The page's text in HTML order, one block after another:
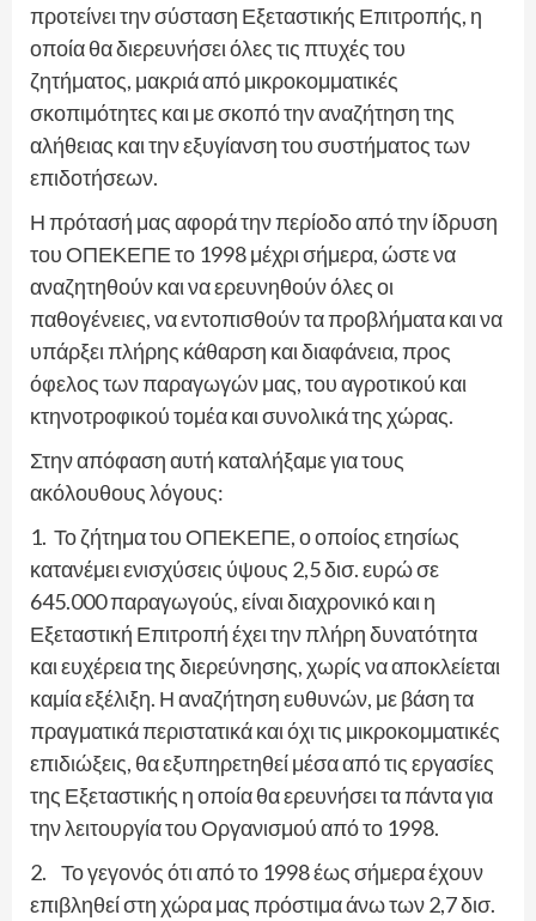
προτείνει την σύσταση Εξεταστικής Επιτροπής, η
οποία θα διερευνήσει όλες τις πτυχές του
ζητήματος, μακριά από μικροκομματικές
σκοπιμότητες και με σκοπό την αναζήτηση της
αλήθειας και την εξυγίανση του συστήματος των
επιδοτήσεων.
Η πρότασή μας αφορά την περίοδο από την ίδρυση
του ΟΠΕΚΕΠΕ το 1998 μέχρι σήμερα, ώστε να
αναζητηθούν και να ερευνηθούν όλες οι
παθογένειες, να εντοπισθούν τα προβλήματα και να
υπάρξει πλήρης κάθαρση και διαφάνεια, προς
όφελος των παραγωγών μας, του αγροτικού και
κτηνοτροφικού τομέα και συνολικά της χώρας.
Στην απόφαση αυτή καταλήξαμε για τους
ακόλουθους λόγους:
1. Το ζήτημα του ΟΠΕΚΕΠΕ, ο οποίος ετησίως
κατανέμει ενισχύσεις ύψους 2,5 δισ. ευρώ σε
645.000 παραγωγούς, είναι διαχρονικό και η
Εξεταστική Επιτροπή έχει την πλήρη δυνατότητα
και ευχέρεια της διερεύνησης, χωρίς να αποκλείεται
καμία εξέλιξη. Η αναζήτηση ευθυνών, με βάση τα
πραγματικά περιστατικά και όχι τις μικροκομματικές
επιδιώξεις, θα εξυπηρετηθεί μέσα από τις εργασίες
της Εξεταστικής η οποία θα ερευνήσει τα πάντα για
την λειτουργία του Οργανισμού από το 1998.
2. Το γεγονός ότι από το 1998 έως σήμερα έχουν
επιβληθεί στη χώρα μας πρόστιμα άνω των 2,7 δισ.